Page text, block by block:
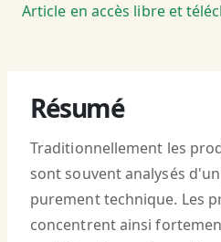
Article en accès libre et
Résumé
Traditionnellement les
sont souvent analysés
purement technique. Les
concentrent ainsi